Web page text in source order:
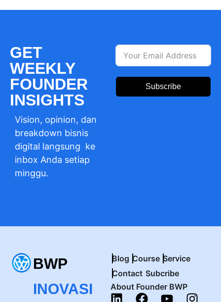
GET
WEEKLY
FOUNDER
INSIGHTS
Vision, opinion, dan
breakdown bisnis
digital langsung ke
inbox Anda setiap
minggu.
Subscribe
BWP
INOVASI
Blog Course Service
Contact Subcribe
About Founder BWP